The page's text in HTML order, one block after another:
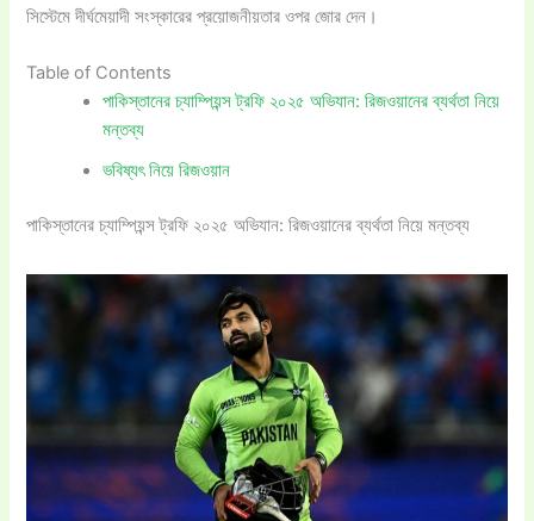
সিস্টেমে দীর্ঘমেয়াদী সংস্কারের প্রয়োজনীয়তার ওপর জোর দেন।
Table of Contents
পাকিস্তানের চ্যাম্পিয়ন্স ট্রফি ২০২৫ অভিযান: রিজওয়ানের ব্যর্থতা নিয়ে
মন্তব্য
ভবিষ্যৎ নিয়ে রিজওয়ান
পাকিস্তানের চ্যাম্পিয়ন্স ট্রফি ২০২৫ অভিযান: রিজওয়ানের ব্যর্থতা নিয়ে মন্তব্য